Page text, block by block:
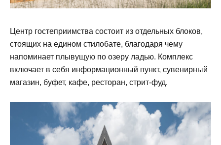
Центр гостеприимства состоит из отдельных блоков,
стоящих на едином стилобате, благодаря чему
напоминает плывущую по озеру ладью. Комплекс
включает в себя информационный пункт, сувенирный
магазин, буфет, кафе, ресторан, стрит-фуд.